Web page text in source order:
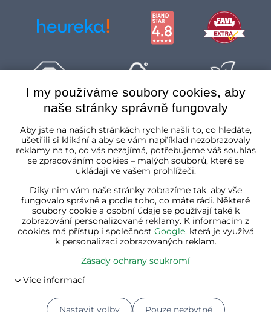
I my používáme soubory cookies, aby
naše stránky správně fungovaly
Aby jste na našich stránkách rychle našli to, co hledáte,
ušetřili si klikání a aby se vám například nezobrazovaly
reklamy na to, co vás nezajímá, potřebujeme váš souhlas
se zpracováním cookies – malých souborů, které se
ukládají ve vašem prohlížeči.
Díky nim vám naše stránky zobrazíme tak, aby vše
fungovalo správně a podle toho, co máte rádi. Některé
soubory cookie a osobní údaje se používají také k
zobrazování personalizované reklamy. K informacím z
cookies má přístup i společnost Google, která je využívá
k personalizaci zobrazovaných reklam.
Zásady ochrany soukromí
Nastavit volby Pouze nezbytné